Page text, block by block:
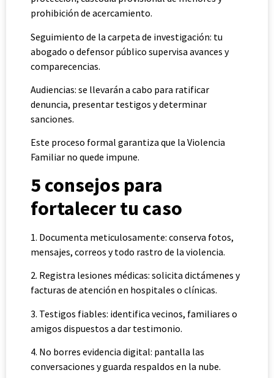
prohibición de acercamiento.
Seguimiento de la carpeta de investigación: tu
abogado o defensor público supervisa avances y
comparecencias.
Audiencias: se llevarán a cabo para ratificar
denuncia, presentar testigos y determinar
sanciones.
Este proceso formal garantiza que la Violencia
Familiar no quede impune.
5 consejos para
fortalecer tu caso
1. Documenta meticulosamente: conserva fotos,
mensajes, correos y todo rastro de la violencia.
2. Registra lesiones médicas: solicita dictámenes y
facturas de atención en hospitales o clínicas.
3. Testigos fiables: identifica vecinos, familiares o
amigos dispuestos a dar testimonio.
4. No borres evidencia digital: pantalla las
conversaciones y guarda respaldos en la nube.